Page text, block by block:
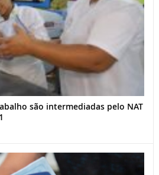
são intermediadas pelo NAT